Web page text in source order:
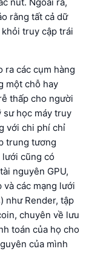
nút. Ngoài ra,
rằng tất cả dữ
truy cập trái
ra các cụm hàng
một chỗ hay
thấp cho người
sư học máy truy
với chi phí chỉ
trung tương
lưới cũng có
nguyên GPU,
và các mạng lưới
như Render, tập
chuyên về lưu
toán của họ cho
của mình